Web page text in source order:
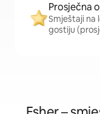
Prosječna
Smještaji na
gostiju